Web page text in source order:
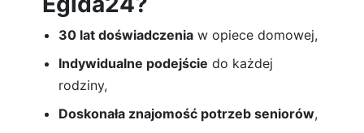
30 lat doświadczenia w opiece domowej,
Indywidualne podejście do każdej
rodziny,
Doskonała znajomość potrzeb seniorów,